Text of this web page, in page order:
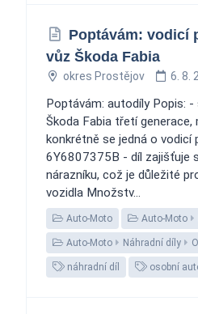
Poptávám: vodicí
vůz Škoda Fabia
okres Prostějov 6. 8.
Poptávám: autodíly Popis: -
Škoda Fabia třetí
konkrétně se jedná o vodicí
6Y6807375B - díl zajišťuje
nárazníku, což je důležité
vozidla Množstv...
Auto-Moto Auto-Moto
Auto-Moto Náhradní díly
náhradní díl osobní